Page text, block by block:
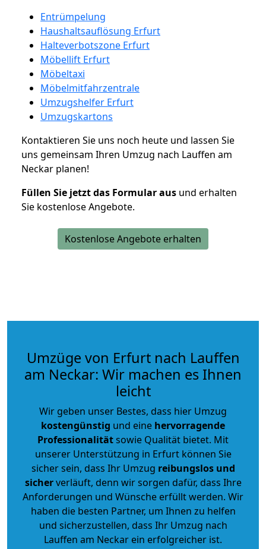
Entrümpelung
Haushaltsauflösung Erfurt
Halteverbotszone Erfurt
Möbellift Erfurt
Möbeltaxi
Möbelmitfahrzentrale
Umzugshelfer Erfurt
Umzugskartons
Kontaktieren Sie uns noch heute und lassen Sie
uns gemeinsam Ihren Umzug nach Lauffen am
Neckar planen!
Füllen Sie jetzt das Formular aus und erhalten
Sie kostenlose Angebote.
Kostenlose Angebote erhalten
Umzüge von Erfurt nach Lauffen
am Neckar: Wir machen es Ihnen
leicht
Wir geben unser Bestes, dass hier Umzug
kostengünstig und eine hervorragende
Professionalitätsowie Qualität bietet. Mit
unserer Unterstützung in Erfurt können Sie
sicher sein, dass Ihr Umzug reibungslos und
sicherverläuft, denn wir sorgen dafür, dass Ihre
Anforderungen und Wünsche erfüllt werden. Wir
haben die besten Partner, um Ihnen zu helfen
und sicherzustellen, dass Ihr Umzug nach
Lauffen am Neckar ein erfolgreicher ist.